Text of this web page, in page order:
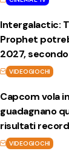
Intergalactic:
Prophet
2027,
VIDEOGIOCHI
Capcom vola
guadagnano
risultati record
VIDEOGIOCHI